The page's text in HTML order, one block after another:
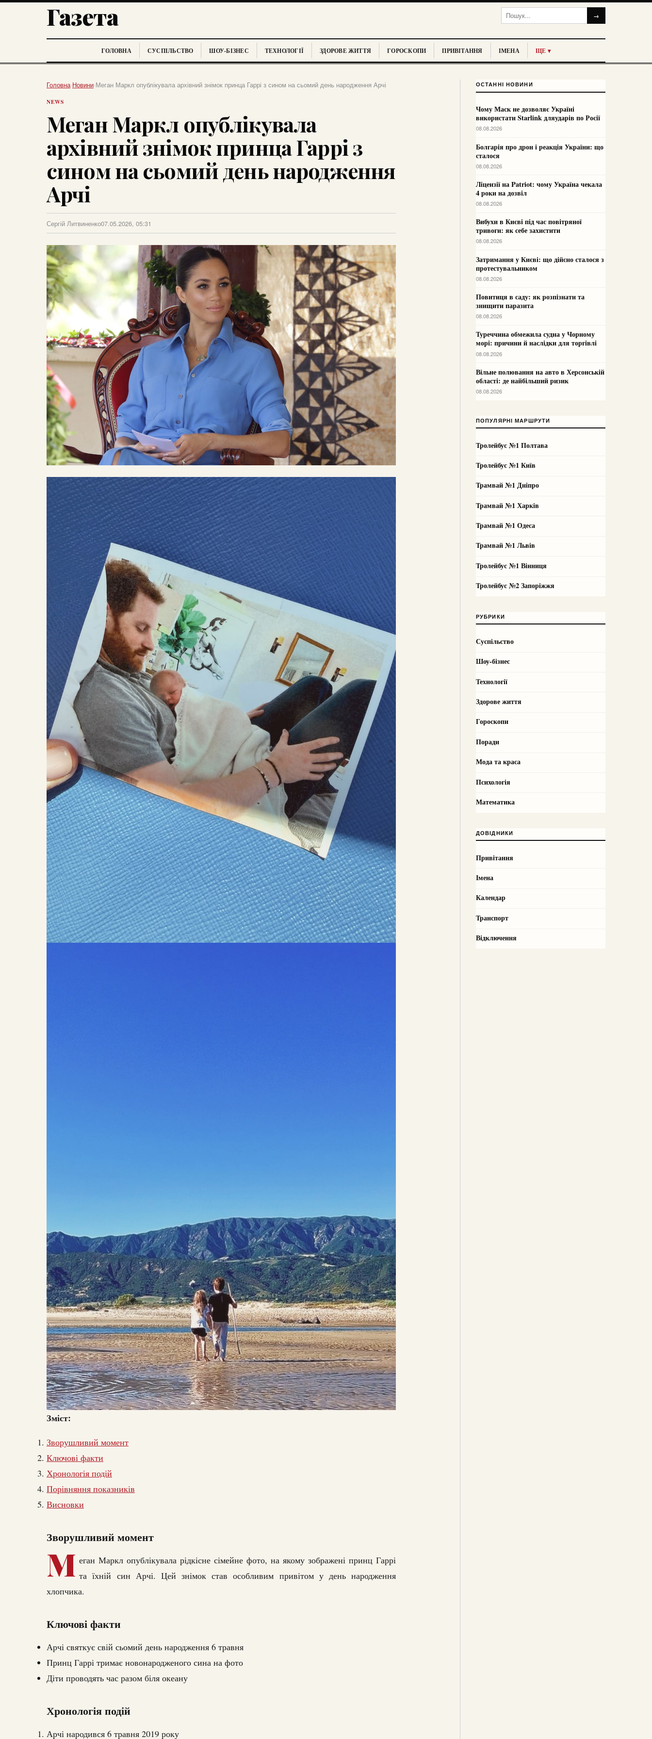
Газета →
ГОЛОВНА СУСПІЛЬСТВО ШОУ-БІЗНЕС ТЕХНОЛОГІЇ ЗДОРОВЕ ЖИТТЯ ГОРОСКОПИ ПРИВІТАННЯ ІМЕНА ЩЕ ▾
Головна›Новини›Меган Маркл опублікувала архівний знімок принца Гаррі з сином на сьомий день народження Арчі
NEWS
Меган Маркл опублікувала
архівний знімок принца Гаррі з
сином на сьомий день народження
Арчі
Сергій Литвиненко07.05.2026, 05:31
Зміст:
Зворушливий момент
Ключові факти
Хронологія подій
Порівняння показників
Висновки
Зворушливий момент
М еган Маркл опублікувала рідкісне сімейне фото, на якому зображені принц Гаррі
та їхній син Арчі. Цей знімок став особливим привітом у день народження
хлопчика.
Ключові факти
Арчі святкує свій сьомий день народження 6 травня
Принц Гаррі тримає новонародженого сина на фото
Діти проводять час разом біля океану
Хронологія подій
Арчі народився 6 травня 2019 року
ОСТАННІ НОВИНИ
Чому Маск не дозволяє Україні
використати Starlink дляударів по Росії
08.08.2026
Болгарія про дрон і реакція України: що
сталося
08.08.2026
Ліцензії на Patriot: чому Україна чекала
4 роки на дозвіл
08.08.2026
Вибухи в Києві під час повітряної
тривоги: як себе захистити
08.08.2026
Затримання у Києві: що дійсно сталося з
протестувальником
08.08.2026
Повитиця в саду: як розпізнати та
знищити паразита
08.08.2026
Туреччина обмежила судна у Чорному
морі: причини й наслідки для торгівлі
08.08.2026
Вільне полювання на авто в Херсонській
області: де найбільший ризик
08.08.2026
ПОПУЛЯРНІ МАРШРУТИ
Тролейбус №1 Полтава
Тролейбус №1 Київ
Трамвай №1 Дніпро
Трамвай №1 Харків
Трамвай №1 Одеса
Трамвай №1 Львів
Тролейбус №1 Вінниця
Тролейбус №2 Запоріжжя
РУБРИКИ
Суспільство
Шоу-бізнес
Технології
Здорове життя
Гороскопи
Поради
Мода та краса
Психологія
Математика
ДОВІДНИКИ
Привітання
Імена
Календар
Транспорт
Відключення